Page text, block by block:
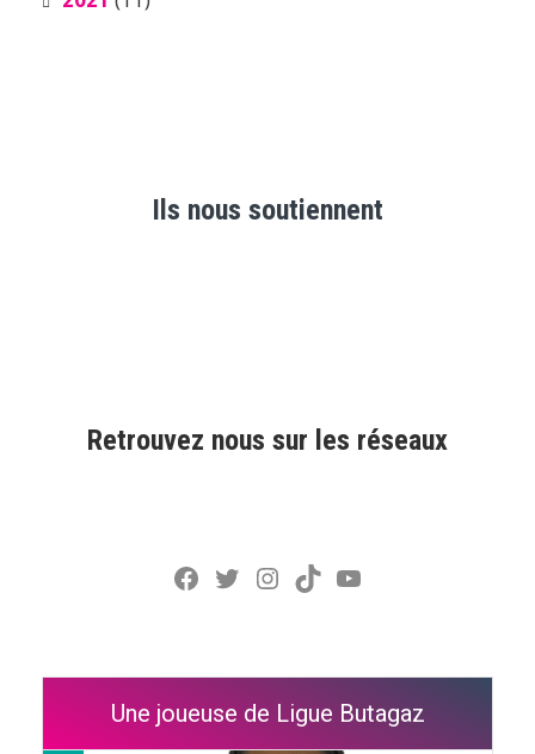
Ils nous soutiennent
Retrouvez nous sur les réseaux
Facebook
Twitter
Instagram
TikTokYouTube
Une joueuse de Ligue Butagaz